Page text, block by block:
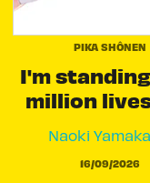
PIKA SHÔNEN
I'm
million
Naoki
16/09/2026